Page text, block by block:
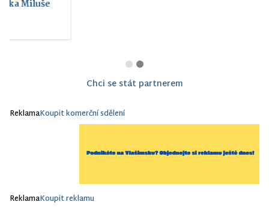
Chci se stát partnerem
ReklamaKoupit komerční sdělení
ReklamaKoupit reklamu